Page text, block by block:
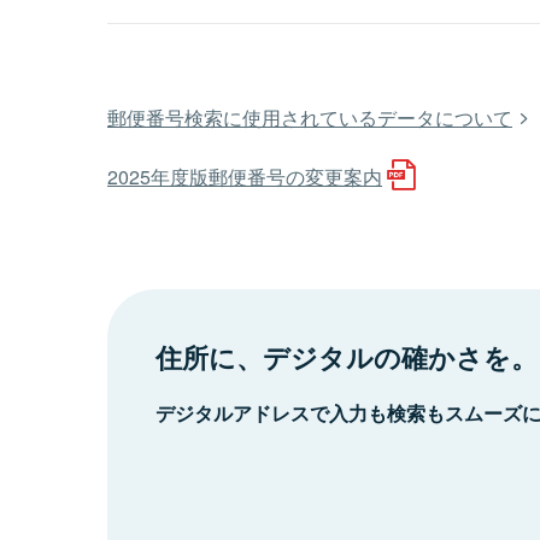
郵便番号検索に使用されているデータについて
2025年度版郵便番号の変更案内
住所に、デジタルの確かさを。
デジタルアドレスで入力も検索もスムーズ